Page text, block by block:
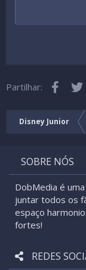
26
Partilhar:
Disney Junior
SOBRE NÓS
DobMedia é
juntar todos os
espaço
fortes!
REDES